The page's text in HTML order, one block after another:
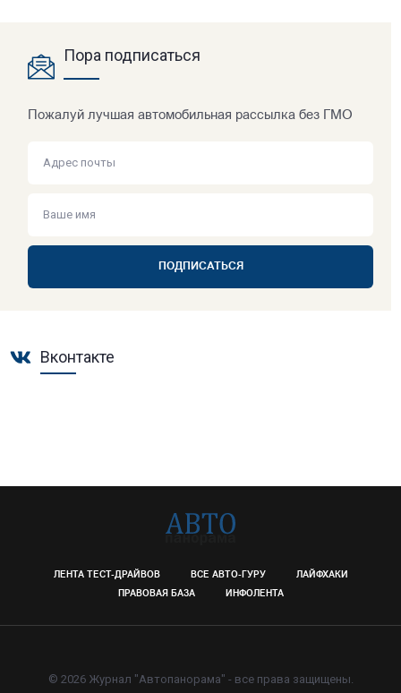
Пора подписаться
Пожалуй лучшая автомобильная рассылка без ГМО
ПОДПИСАТЬСЯ
Вконтакте
ЛЕНТА ТЕСТ-ДРАЙВОВ ВСЕ АВТО-ГУРУ
ЛАЙФХАКИ
ПРАВОВАЯ БАЗА
ИНФОЛЕНТА
© 2026 Журнал "Автопанорама" - все права защищены.